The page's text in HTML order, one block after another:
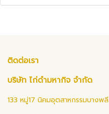
ติดต่อเรา
บริษัท ไก่ดำมหากิจ จำกัด
133 หมู่17 นิคมอุตสาหกรรมบางพลี